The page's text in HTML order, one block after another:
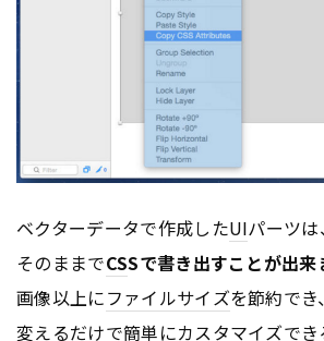
ベクターデータで作成したUIパーツ
そのままでCSSで書き出すことが出来
画像以上にファイルサイズを節約で
変えるだけで簡単にカスタマイズでき